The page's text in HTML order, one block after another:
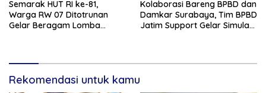
Semarak HUT RI ke-81,
Warga RW 07 Ditotrunan
Gelar Beragam Lomba
Kolaborasi Bareng BPBD dan
Damkar Surabaya, Tim BPBD
Jatim Support Gelar Simulasi
Rekomendasi untuk kamu